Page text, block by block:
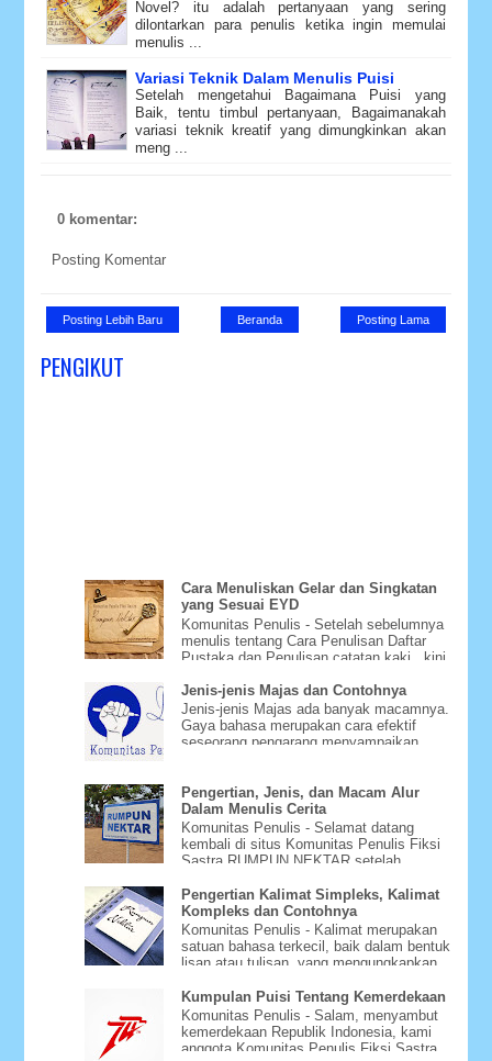
Novel? itu adalah pertanyaan yang sering
dilontarkan para penulis ketika ingin memulai
menulis ...
Variasi Teknik Dalam Menulis Puisi
Setelah mengetahui Bagaimana Puisi yang
Baik, tentu timbul pertanyaan, Bagaimanakah
variasi teknik kreatif yang dimungkinkan akan
meng ...
0 komentar:
Posting Komentar
Posting Lebih Baru Posting Lama
Beranda
PENGIKUT
Cara Menuliskan Gelar dan Singkatan
yang Sesuai EYD
Komunitas Penulis - Setelah sebelumnya
menulis tentang Cara Penulisan Daftar
Pustaka dan Penulisan catatan kaki , kini
Jenis-jenis Majas dan Contohnya
Jenis-jenis Majas ada banyak macamnya.
Gaya bahasa merupakan cara efektif
seseorang pengarang menyampaikan
Pengertian, Jenis, dan Macam Alur
Dalam Menulis Cerita
Komunitas Penulis - Selamat datang
kembali di situs Komunitas Penulis Fiksi
Sastra RUMPUN NEKTAR setelah
Pengertian Kalimat Simpleks, Kalimat
Kompleks dan Contohnya
Komunitas Penulis - Kalimat merupakan
satuan bahasa terkecil, baik dalam bentuk
lisan atau tulisan, yang mengungkapkan
Kumpulan Puisi Tentang Kemerdekaan
Komunitas Penulis - Salam, menyambut
kemerdekaan Republik Indonesia, kami
anggota Komunitas Penulis Fiksi Sastra